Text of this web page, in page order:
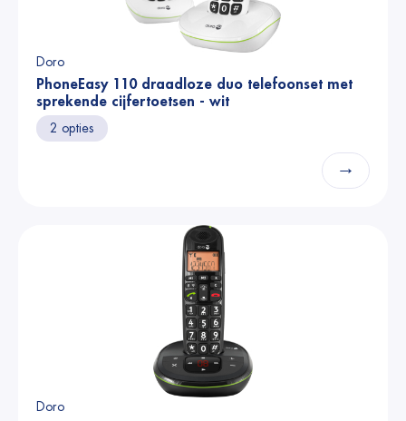
Doro
PhoneEasy 110 draadloze duo telefoonset met
sprekende cijfertoetsen - wit
2 opties
→
Doro